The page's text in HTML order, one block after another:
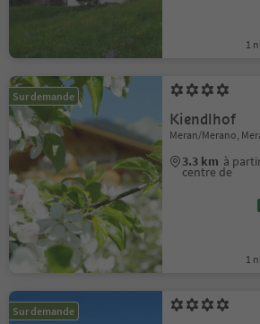
1
Sur demande
Kiendlhof
Meran/Merano,
3.3 km à
centre de
1
Sur demande